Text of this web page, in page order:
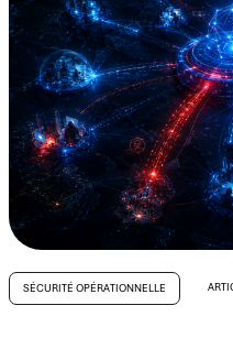
SÉCURITÉ OPÉRATIONNELLE